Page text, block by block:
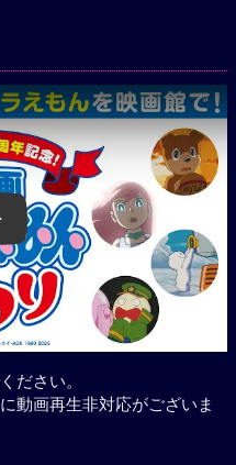
ださい。
動画再生非対応がございま